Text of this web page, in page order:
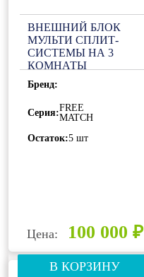
ВНЕШНИЙ БЛОК
МУЛЬТИ СПЛИТ-
СИСТЕМЫ НА 3
КОМНАТЫ
ISHIMATSU FREE
MATCH AMSN-27/3
Бренд:
Серия:FREE
MATCH
Остаток:5 шт
Цена: 100 000 ₽
В КОРЗИНУ